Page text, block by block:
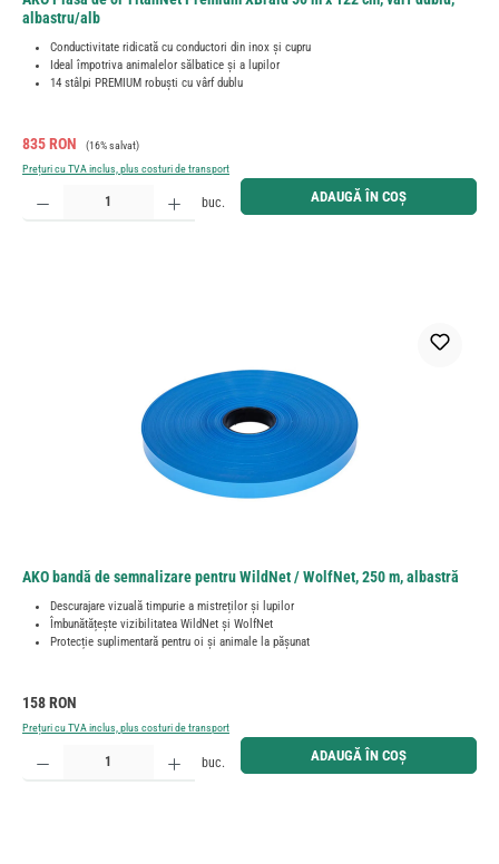
albastru/alb
Conductivitate ridicată cu conductori din inox și cupru
Ideal împotriva animalelor sălbatice și a lupilor
14 stâlpi PREMIUM robuști cu vârf dublu
Preț de vânzare:
835 RON Preț obișnuit:
(16% salvat)
Prețuri cu TVA inclus, plus costuri de transport
Cantitate produs: Introduceți cantitatea dorită sau utilizați butoanele pentru a mări sau micșora
buc. ADAUGĂ ÎN COȘ
AKO bandă de semnalizare pentru WildNet / WolfNet, 250 m, albastră
Descurajare vizuală timpurie a mistreților și lupilor
Îmbunătățește vizibilitatea WildNet și WolfNet
Protecție suplimentară pentru oi și animale la pășunat
Preț obișnuit:
158 RON
Prețuri cu TVA inclus, plus costuri de transport
Cantitate produs: Introduceți cantitatea dorită sau utilizați butoanele pentru a mări sau micșora
buc. ADAUGĂ ÎN COȘ